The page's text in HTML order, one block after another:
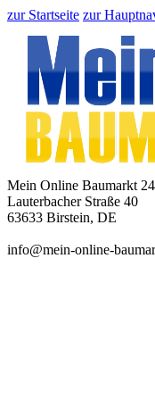
zur Startseite zur
Mein Online Baumarkt 24
Lauterbacher Straße 40
63633 Birstein, DE
info@mein-online-